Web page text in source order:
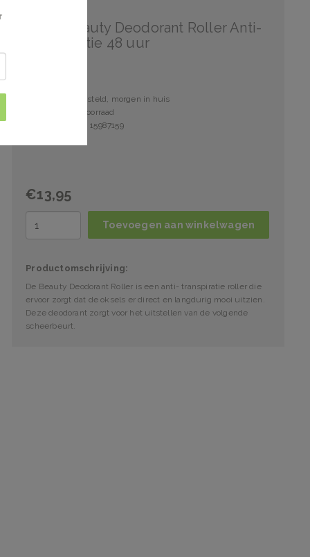
Vichy Beauty Deodorant Roller Anti-
Transpiratie 48 uur
Voor 15:00 besteld, morgen in huis
24 stuks op voorraad
Artikelnummer: 15987159
€13,95
Toevoegen aan winkelwagen
Productomschrijving:
De Beauty Deodorant Roller is een anti- transpiratie roller die
ervoor zorgt dat de oksels er direct en langdurig mooi uitzien.
Deze deodorant zorgt voor het uitstellen van de volgende
scheerbeurt.